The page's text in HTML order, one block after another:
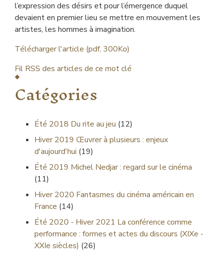
l’expression des désirs et pour l’émergence duquel
devaient en premier lieu se mettre en mouvement les
artistes, les hommes à imagination.
Télécharger l'article (pdf, 300Ko)
Fil RSS des articles de ce mot clé
Catégories
Été 2018 Du rite au jeu (12)
Hiver 2019 Œuvrer à plusieurs : enjeux
d'aujourd'hui (19)
Été 2019 Michel Nedjar : regard sur le cinéma
(11)
Hiver 2020 Fantasmes du cinéma américain en
France (14)
Été 2020 - Hiver 2021 La conférence comme
performance : formes et actes du discours (XIXe -
XXIe siècles) (26)